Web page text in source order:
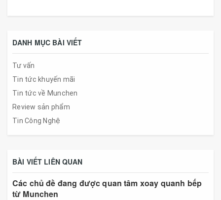
DANH MỤC BÀI VIẾT
Tư vấn
Tin tức khuyến mãi
Tin tức về Munchen
Review sản phẩm
Tin Công Nghệ
BÀI VIẾT LIÊN QUAN
Các chủ đề đang được quan tâm xoay quanh bếp
từ Munchen